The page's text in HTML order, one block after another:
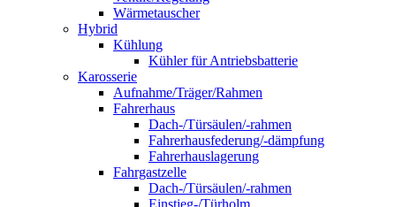
Wärmetauscher
Hybrid
Kühlung
Kühler für Antriebsbatterie
Karosserie
Aufnahme/Träger/Rahmen
Fahrerhaus
Dach-/Türsäulen/-rahmen
Fahrerhausfederung/-dämpfung
Fahrerhauslagerung
Fahrgastzelle
Dach-/Türsäulen/-rahmen
Einstieg-/Türholm